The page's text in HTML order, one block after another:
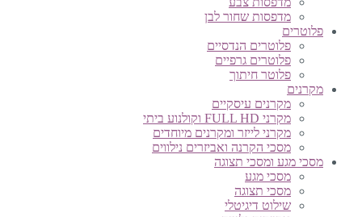
מדפסות שחור לבן
פלוטרים
פלוטרים הנדסיים
פלוטרים גרפיים
פלוטר חיתוך
מקרנים
מקרנים עיסקיים
מקרני FULL HD וקולנוע ביתי
מקרני לייזר ומקרנים מיוחדים
מסכי הקרנה ואביזרים נילווים
מסכי מגע ומסכי תצוגה
מסכי מגע
מסכי תצוגה
שילוט דיגיטלי